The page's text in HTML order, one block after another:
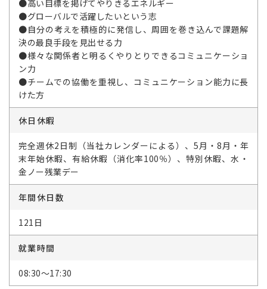
●高い目標を掲げてやりきるエネルギー
●グローバルで活躍したいという志
●自分の考えを積極的に発信し、周囲を巻き込んで課題解
決の最良手段を見出せる力
●様々な関係者と明るくやりとりできるコミュニケーショ
ン力
●チームでの協働を重視し、コミュニケーション能力に長
けた方
休日休暇
完全週休2日制（当社カレンダーによる）、5月・8月・年
末年始休暇、有給休暇（消化率100％）、特別休暇、水・
金ノー残業デー
年間休日数
121日
就業時間
08:30～17:30